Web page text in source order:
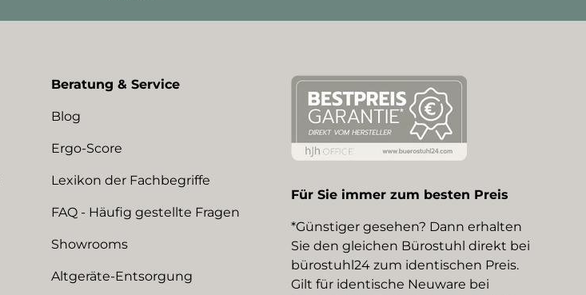
Beratung & Service
Blog
Ergo-Score
Lexikon der Fachbegriffe
FAQ - Häufig gestellte Fragen
Showrooms
Altgeräte-Entsorgung
Für Sie immer zum besten Preis
*Günstiger gesehen? Dann erhalten
Sie den gleichen Bürostuhl direkt bei
bürostuhl24 zum identischen Preis.
Gilt für identische Neuware bei